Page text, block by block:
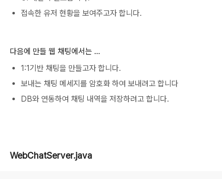
접속한 유저 현황을 보여주고자 합니다.
다음에 만들 웹 채팅에서는 ...
1:1기반 채팅을 만들고자 합니다.
보내는 채팅 메세지를 암호화 하여 보내려고 합니다
DB와 연동하여 채팅 내역을 저장하려고 합니다.
WebChatServer.java